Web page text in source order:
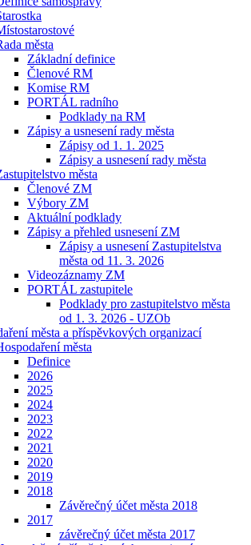
města
Základní definice
Členové RM
Komise RM
PORTÁL radního
Podklady na RM
Zápisy a usnesení rady města
Zápisy od 1. 1. 2025
Zápisy a usnesení rady města
města
Členové ZM
Výbory ZM
Aktuální podklady
Zápisy a přehled usnesení ZM
Zápisy a usnesení Zastupitelstva
města od 11. 3. 2026
Videozáznamy ZM
PORTÁL zastupitele
Podklady pro zastupitelstvo města
od 1. 3. 2026 - UZOb
města a příspěvkových organizací
města
Definice
2026
2025
2024
2023
2022
2021
2020
2019
2018
Závěrečný účet města 2018
2017
závěrečný účet města 2017